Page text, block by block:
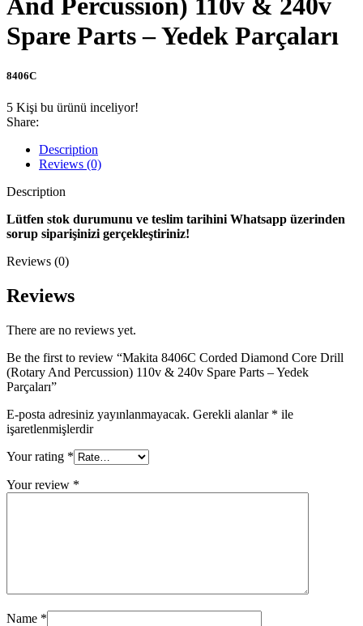
And Percussion) 110v & 240v
Spare Parts – Yedek Parçaları
8406C
5 Kişi bu ürünü inceliyor!
Share:
Description
Reviews (0)
Description
Lütfen stok durumunu ve teslim tarihini Whatsapp üzerinden
sorup siparişinizi gerçekleştiriniz!
Reviews (0)
Reviews
There are no reviews yet.
Be the first to review “Makita 8406C Corded Diamond Core Drill
(Rotary And Percussion) 110v & 240v Spare Parts – Yedek
Parçaları”
E-posta adresiniz yayınlanmayacak. Gerekli alanlar * ile
işaretlenmişlerdir
Your rating *
Your review *
Name *